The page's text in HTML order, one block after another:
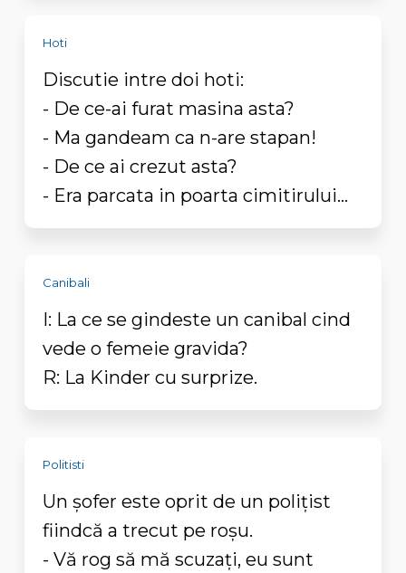
Hoti
Discutie intre doi hoti:
- De ce-ai furat masina asta?
- Ma gandeam ca n-are stapan!
- De ce ai crezut asta?
- Era parcata in poarta cimitirului...
Canibali
I: La ce se gindeste un canibal cind
vede o femeie gravida?
R: La Kinder cu surprize.
Politisti
Un șofer este oprit de un polițist
fiindcă a trecut pe roșu.
- Vă rog să mă scuzați, eu sunt